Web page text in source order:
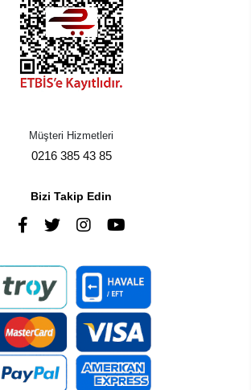
Müşteri Hizmetleri
0216 385 43 85
Bizi Takip Edin